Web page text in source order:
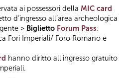
ai possessori della MIC card
d’ingresso all’area archeologica
> Biglietto Forum Pass:
Fori Imperiali/ Foro Romano e
hanno diritto all'ingresso gratuito